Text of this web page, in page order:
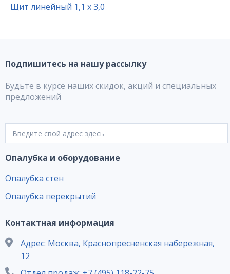
Щит линейный 1,1 х 3,0
Подпишитесь на нашу рассылку
Будьте в курсе наших скидок, акций и специальных
предложений
Опалубка и оборудование
Опалубка стен
Опалубка перекрытий
Контактная информация
Адрес: Москва, Краснопресненская набережная,
12